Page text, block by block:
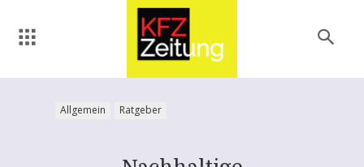
Allgemein Ratgeber